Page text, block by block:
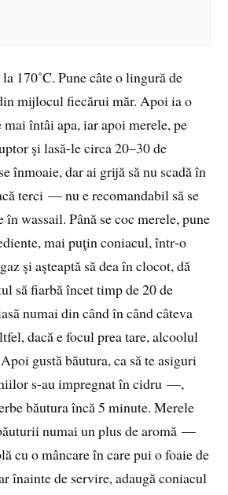
170˚C. Pune câte o lingură de
mijlocul fiecărui măr. Apoi ia o
mai întâi apa, iar apoi merele, pe
şi lasă‑le circa 20–30 de
înmoaie, dar ai grijă să nu scadă în
terci — nu e recomandabil să se
în wassail. Până se coc merele, pune
mai puţin coniacul, într‑o
şi aşteaptă să dea în clocot, dă
să fiarbă încet timp de 20 de
numai din când în când câteva
dacă e focul prea tare, alcoolul
gustă băutura, ca să te asiguri
s‑au impregnat în cidru —,
băutura încă 5 minute. Merele
numai un plus de aromă —
cu o mâncare în care pui o foaie de
înainte de servire, adaugă coniacul